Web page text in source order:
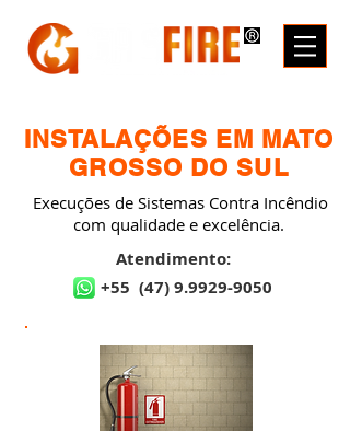
INSTALAÇÕES EM MATO
GROSSO DO SUL
Execuções de Sistemas Contra Incêndio
com qualidade e excelência.
Atendimento:
+55 (47) 9.9929-9050